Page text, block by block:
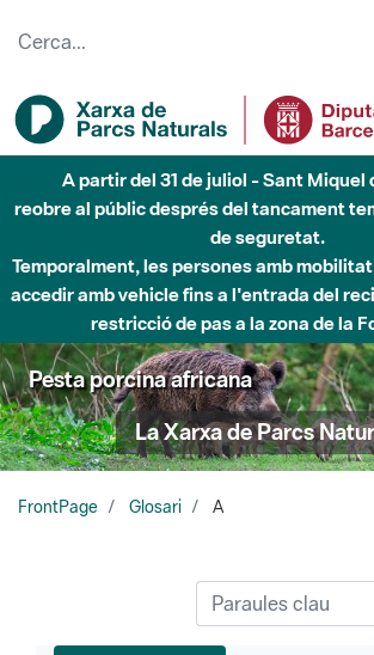
A partir del 31 de juliol - Sant Miquel
reobre al públic després del tancament
de seguretat.
Temporalment, les persones amb
accedir amb vehicle fins a l'entrada del
restricció de pas a la zona de la
Pesta porcina africana
La Xarxa de Parcs
FrontPage Glosari A